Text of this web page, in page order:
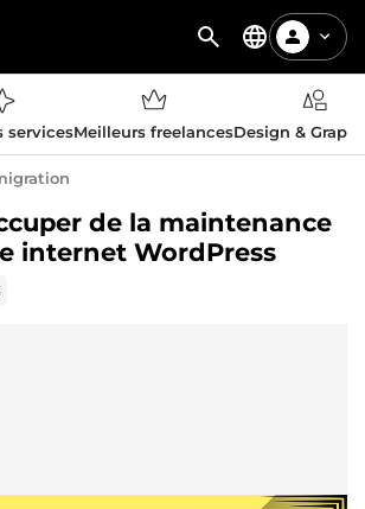
servicesMeilleurs freelancesDesign &
de la maintenance
internet WordPress